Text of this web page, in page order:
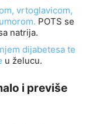
vrtoglavicom,
POTS se
natrija.
dijabetesa te
u želucu.
i previše